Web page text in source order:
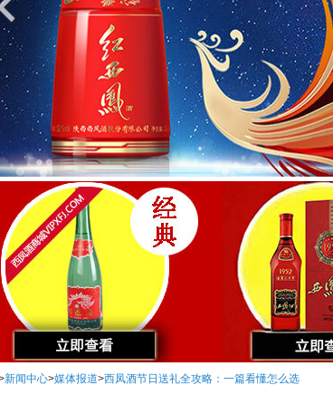
新闻中心>媒体报道>西凤酒节日送礼全攻略：一篇看懂怎么选